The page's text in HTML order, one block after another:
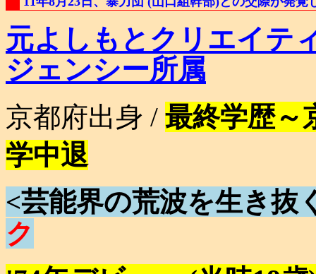
元よしもとクリエイテ
ジェンシー所属
京都府出身 / 最終学歴～
学中退
<芸能界の荒波を生き抜
ク